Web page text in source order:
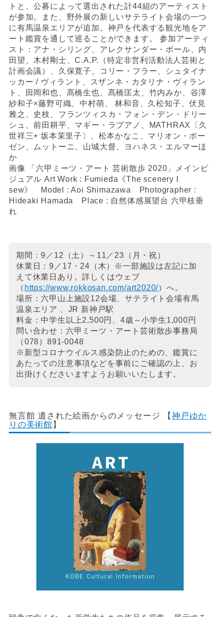
トと、公募によって選出された計44組のアーティスト
が参加。また、野外展の新しいサテライト会場の一つ
に有馬温泉エリアが追加。神戸を代表する観光地をア
ート鑑賞を通して巡ることができます。 参加アーティ
スト：アナ・シリング、アレクサンダー・ボール、内
田望、木村剛士、C.A.P.（特定非営利活動法人芸術と
計画会議）、久保寛子、コリー・フラー、シュタイナ
ッカー / ヴィラント、スザンネ・カタリナ・ヴィラン
ト、田岡和也、髙橋生也、髙橋匡太、竹内みか、谷澤
紗和子×藤野可織、中村萌、 林和音、久松知子、伏見
雅之、史枝、フランツィスカ・フォン・デン・ドリー
シュ、前田耕平、マギー・ラプアノ、MATHRAX〔久
世祥三+ 坂本茉里子〕、松本かなこ、マリオン・ボー
ゼン、ムットーニ、山城大督、ヨハネス・エルマーほ
か
画像 「六甲ミーツ・アート 芸術散歩 2020」メインビ
ジュアル Art Work : Fumieda《The scenery I
sew》 Model : Aoi Shimazawa Photographer :
Hideaki Hamada Place : 自然体感展望台 六甲枝垂
れ
期間：9／12（土）～11／23（月・祝）
休業日：9／17・24（木）※一部施設は左記に加
えて休業日あり。詳しくはウェブ
（ https://www.rokkosan.com/art2020/）へ。
場所：六甲山上施設12会場、サテライト会場有馬
温泉エリア 、JR 新神戸駅
料金：中学生以上2,500円、4歳～小学生1,000円
問い合わせ： 六甲ミーツ・アート芸術散歩事務局
（078）891-0048
※新型コロナウイルス感染防止のための、鑑賞に
あたっての注意事項などを事前にご確認の上、お
出掛けくださいますようお願いいたします。
無言館 遺された絵画からのメッセージ 【 神戸ゆか
りの美術館 】